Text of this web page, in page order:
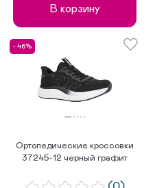
В корзину
- 46%
Ортопедические кроссовки
37245-12 черный графит